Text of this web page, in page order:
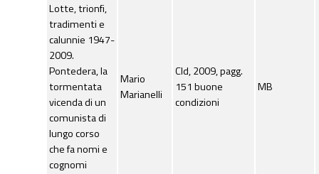
Lotte, trionfi,
tradimenti e
calunnie 1947-
2009.
Pontedera, la
tormentata
vicenda di un
comunista di
lungo corso
che fa nomi e
cognomi
Mario
Marianelli
Cld, 2009, pagg.
151 buone
condizioni
MB